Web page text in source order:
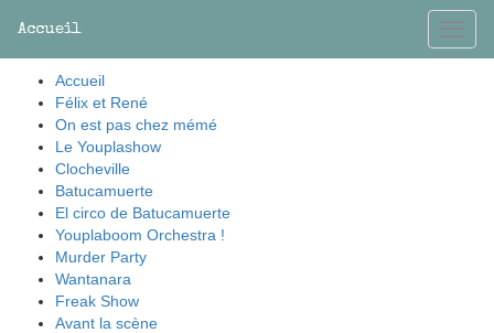
Accueil
Accueil
Félix et René
On est pas chez mémé
Le Youplashow
Clocheville
Batucamuerte
El circo de Batucamuerte
Youplaboom Orchestra !
Murder Party
Wantanara
Freak Show
Avant la scène